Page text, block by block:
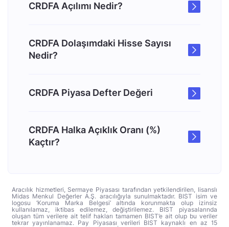
CRDFA Açılımı Nedir?
CRDFA Dolaşımdaki Hisse Sayısı
Nedir?
CRDFA Piyasa Defter Değeri
CRDFA Halka Açıklık Oranı (%)
Kaçtır?
Aracılık hizmetleri, Sermaye Piyasası tarafından yetkilendirilen, lisanslı
Midas Menkul Değerler A.Ş. aracılığıyla sunulmaktadır. BIST isim ve
logosu ‘Koruma Marka Belgesi’ altında korunmakta olup izinsiz
kullanılamaz, iktibas edilemez, değiştirilemez. BIST piyasalarında
oluşan tüm verilere ait telif hakları tamamen BIST’e ait olup bu veriler
tekrar yayınlanamaz. Pay Piyasası verileri BIST kaynaklı en az 15